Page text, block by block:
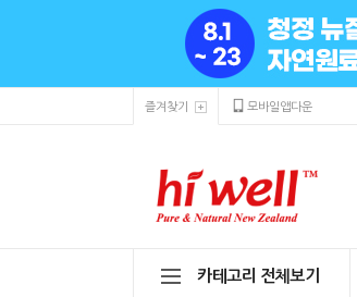
즐겨찾기 모바일앱다운
카테고리 전체보기